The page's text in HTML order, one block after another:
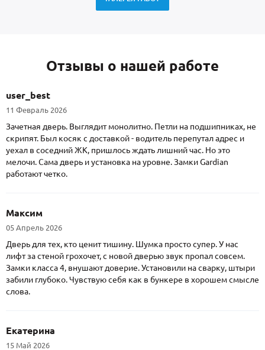
Отзывы о нашей работе
user_best
11 Февраль 2026
Зачетная дверь. Выглядит монолитно. Петли на подшипниках, не
скрипят. Был косяк с доставкой - водитель перепутал адрес и
уехал в соседний ЖК, пришлось ждать лишний час. Но это
мелочи. Сама дверь и установка на уровне. Замки Gardian
работают четко.
Максим
05 Апрель 2026
Дверь для тех, кто ценит тишину. Шумка просто супер. У нас
лифт за стеной грохочет, с новой дверью звук пропал совсем.
Замки класса 4, внушают доверие. Установили на сварку, штыри
забили глубоко. Чувствую себя как в бункере в хорошем смысле
слова.
Екатерина
15 Май 2026